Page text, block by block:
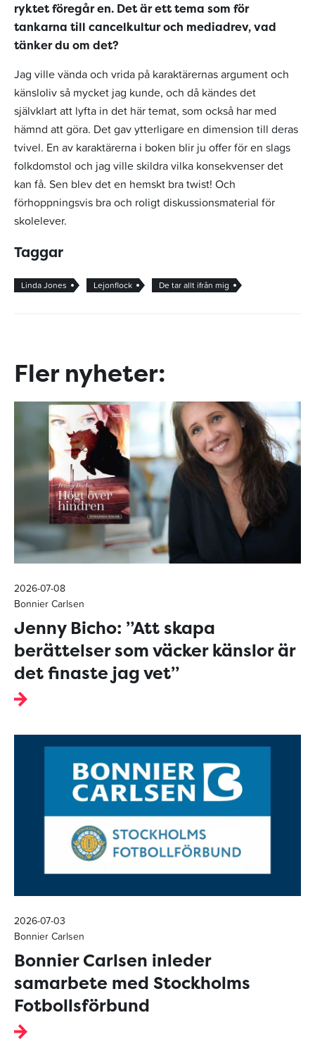
ryktet föregår en. Det är ett tema som för
tankarna till cancelkultur och mediadrev, vad
tänker du om det?
Jag ville vända och vrida på karaktärernas argument och
känsloliv så mycket jag kunde, och då kändes det
självklart att lyfta in det här temat, som också har med
hämnd att göra. Det gav ytterligare en dimension till deras
tvivel. En av karaktärerna i boken blir ju offer för en slags
folkdomstol och jag ville skildra vilka konsekvenser det
kan få. Sen blev det en hemskt bra twist! Och
förhoppningsvis bra och roligt diskussionsmaterial för
skolelever.
Taggar
Linda Jones Lejonflock De tar allt ifrån mig
Fler nyheter:
2026-07-08
Bonnier Carlsen
Jenny Bicho: ”Att skapa
berättelser som väcker känslor är
det finaste jag vet”
2026-07-03
Bonnier Carlsen
Bonnier Carlsen inleder
samarbete med Stockholms
Fotbollsförbund